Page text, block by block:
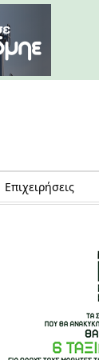
Επιχειρήσεις